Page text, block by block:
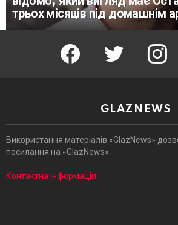
трьох місяців під домашнім
facebook twitter
GLAZNEWS
Використання матеріалів «GlazNews»
посилання на «GlazNews».
Контактна інформація